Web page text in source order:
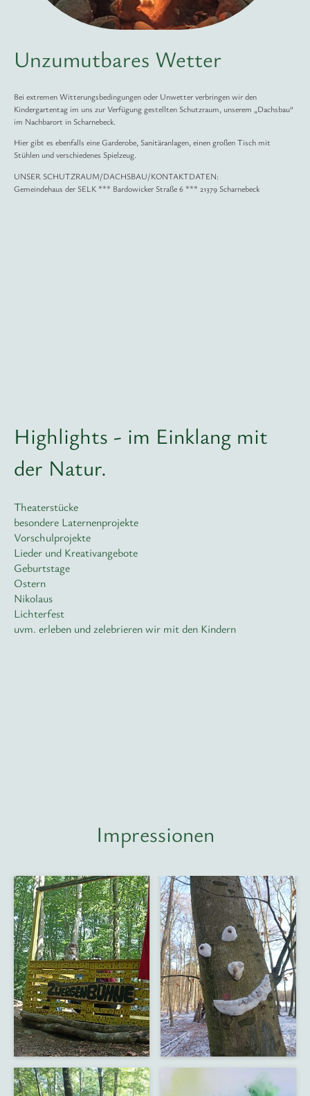
Unzumutbares Wetter
Bei extremen Witterungsbedingungen oder Unwetter verbringen wir den
Kindergartentag im uns zur Verfügung gestellten Schutzraum, unserem „Dachsbau“
im Nachbarort in Scharnebeck.
Hier gibt es ebenfalls eine Garderobe, Sanitäranlagen, einen großen Tisch mit
Stühlen und verschiedenes Spielzeug.
UNSER SCHUTZRAUM/DACHSBAU/KONTAKTDATEN:
Gemeindehaus der SELK *** Bardowicker Straße 6 *** 21379 Scharnebeck
Highlights - im Einklang mit
der Natur.
Theaterstücke
besondere Laternenprojekte
Vorschulprojekte
Lieder und Kreativangebote
Geburtstage
Ostern
Nikolaus
Lichterfest
uvm. erleben und zelebrieren wir mit den Kindern
Impressionen